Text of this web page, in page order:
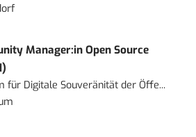
Manager:in Open Source
für Digitale Souveränität der Öffe...